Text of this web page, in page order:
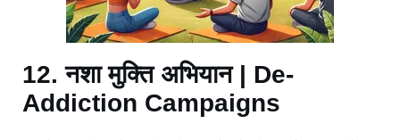
12. नशा मुक्ति अभियान | De-
Addiction Campaigns